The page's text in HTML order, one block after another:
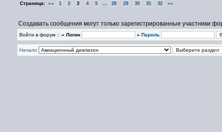
Страница: «« 1 2 3 4 5 28 29 30 31 32 »»
Создавать сообщения могут только зарегистрированные участники
Войти в форум :: » Логин » Пароль
Начало